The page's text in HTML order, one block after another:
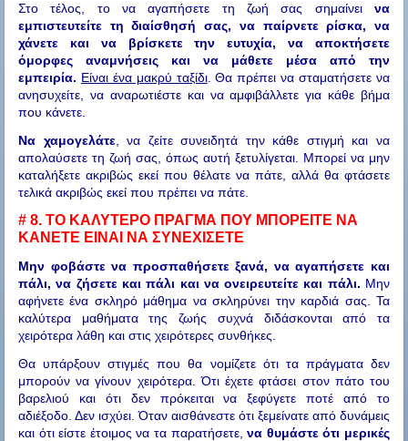
Στο τέλος, το να αγαπήσετε τη ζωή σας σημαίνει να
εμπιστευτείτε τη διαίσθησή σας, να παίρνετε ρίσκα, να
χάνετε και να βρίσκετε την ευτυχία, να αποκτήσετε
όμορφες αναμνήσεις και να μάθετε μέσα από την
εμπειρία. Είναι ένα μακρύ ταξίδι. Θα πρέπει να σταματήσετε να
ανησυχείτε, να αναρωτιέστε και να αμφιβάλλετε για κάθε βήμα
που κάνετε.
Να χαμογελάτε, να ζείτε συνειδητά την κάθε στιγμή και να
απολαύσετε τη ζωή σας, όπως αυτή ξετυλίγεται. Μπορεί να μην
καταλήξετε ακριβώς εκεί που θέλατε να πάτε, αλλά θα φτάσετε
τελικά ακριβώς εκεί που πρέπει να πάτε.
# 8. ΤΟ ΚΑΛΥΤΕΡΟ ΠΡΑΓΜΑ ΠΟΥ ΜΠΟΡΕΙΤΕ ΝΑ
ΚΑΝΕΤΕ ΕΙΝΑΙ ΝΑ ΣΥΝΕΧΙΣΕΤΕ
Μην φοβάστε να προσπαθήσετε ξανά, να αγαπήσετε και
πάλι, να ζήσετε και πάλι και να ονειρευτείτε και πάλι. Μην
αφήνετε ένα σκληρό μάθημα να σκληρύνει την καρδιά σας. Τα
καλύτερα μαθήματα της ζωής συχνά διδάσκονται από τα
χειρότερα λάθη και στις χειρότερες συνθήκες.
Θα υπάρξουν στιγμές που θα νομίζετε ότι τα πράγματα δεν
μπορούν να γίνουν χειρότερα. Ότι έχετε φτάσει στον πάτο του
βαρελιού και ότι δεν πρόκειται να ξεφύγετε ποτέ από το
αδιέξοδο. Δεν ισχύει. Όταν αισθάνεστε ότι ξεμείνατε από δυνάμεις
και ότι είστε έτοιμος να τα παρατήσετε,να θυμάστε ότι μερικές